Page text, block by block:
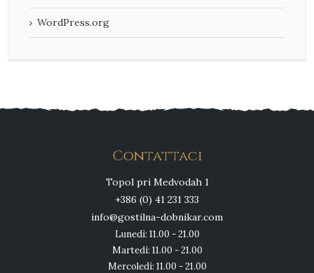
WordPress.org
Contattaci
Topol pri Medvodah 1
+386 (0) 41 231 333
info@gostilna-dobnikar.com
Lunedì: 11.00 - 21.00
Martedì: 11.00 - 21.00
Mercoledì: 11.00 - 21.00